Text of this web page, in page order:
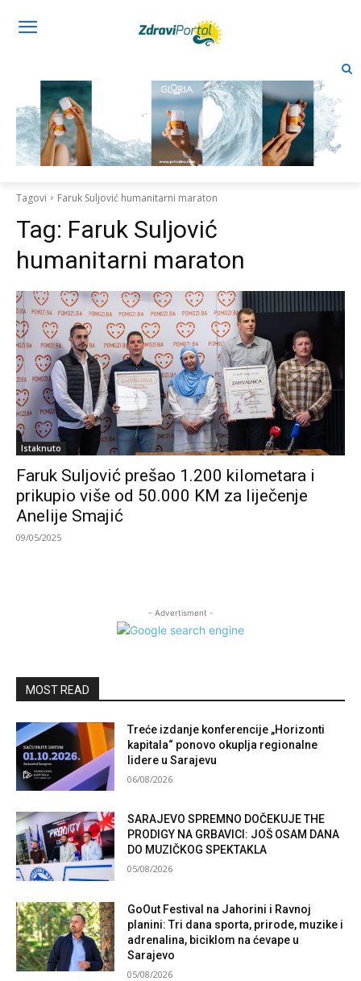
Tagovi Faruk Suljović humanitarni maraton
Tag: Faruk Suljović
humanitarni maraton
Istaknuto
Faruk Suljović prešao 1.200 kilometara i
prikupio više od 50.000 KM za liječenje
Anelije Smajić
09/05/2025
- Advertisment -
MOST READ
Treće izdanje konferencije „Horizonti
kapitala“ ponovo okuplja regionalne
lidere u Sarajevu
06/08/2026
SARAJEVO SPREMNO DOČEKUJE THE
PRODIGY NA GRBAVICI: JOŠ OSAM DANA
DO MUZIČKOG SPEKTAKLA
05/08/2026
GoOut Festival na Jahorini i Ravnoj
planini: Tri dana sporta, prirode, muzike i
adrenalina, biciklom na ćevape u
Sarajevo
05/08/2026